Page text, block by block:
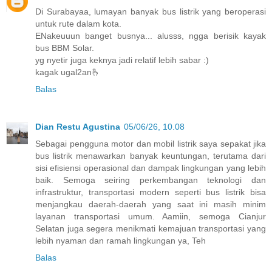
Di Surabayaa, lumayan banyak bus listrik yang beroperasi
untuk rute dalam kota.
ENakeuuun banget busnya... alusss, ngga berisik kayak
bus BBM Solar.
yg nyetir juga keknya jadi relatif lebih sabar :)
kagak ugal2an🫰
Balas
Dian Restu Agustina 05/06/26, 10.08
Sebagai pengguna motor dan mobil listrik saya sepakat jika
bus listrik menawarkan banyak keuntungan, terutama dari
sisi efisiensi operasional dan dampak lingkungan yang lebih
baik. Semoga seiring perkembangan teknologi dan
infrastruktur, transportasi modern seperti bus listrik bisa
menjangkau daerah-daerah yang saat ini masih minim
layanan transportasi umum. Aamiin, semoga Cianjur
Selatan juga segera menikmati kemajuan transportasi yang
lebih nyaman dan ramah lingkungan ya, Teh
Balas